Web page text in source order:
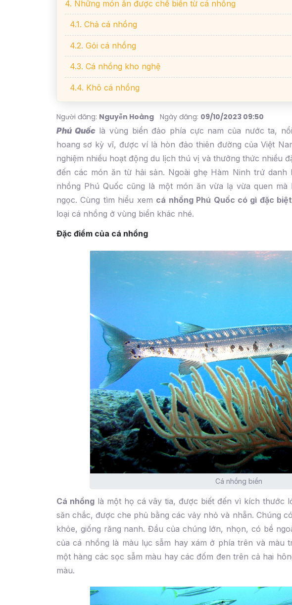
4. Những món ăn được chế biến từ cá nhồng
4.1. Chả cá nhồng
4.2. Gỏi cá nhồng
4.3. Cá nhồng kho nghệ
4.4. Khô cá nhồng
Người đăng: Nguyễn Hoàng Ngày đăng: 09/10/2023 09:50
Phú Quốclà vùng biển đảo phía cực nam của nước ta,
hoang sơ kỳ vĩ, được ví là hòn đảo thiên đường của Việt
nghiệm nhiều hoạt động du lịch thú vị và thưởng thức nhiều
đến các món ăn từ hải sản. Ngoài ghẹ Hàm Ninh trứ
nhồng Phú Quốc cũng là một món ăn vừa lạ vừa quen
ngọc. Cùng tìm hiểu xem cá nhồng Phú Quốc có gì đặc biệt
loại cá nhồng ở vùng biển khác nhé.
Đặc điểm của cá nhồng
Cá nhồng biển
Cá nhồnglà một họ cá vây tia, được biết đến vì kích thước
săn chắc, được che phủ bằng các vảy nhỏ và nhẵn. Chúng
khỏe, giống răng nanh. Đầu của chúng lớn, nhọn, có bề
của cá nhồng là màu lục sẫm hay xám ở phía trên và màu
một hàng các sọc sẫm màu hay các đốm đen trên cả hai
màu.